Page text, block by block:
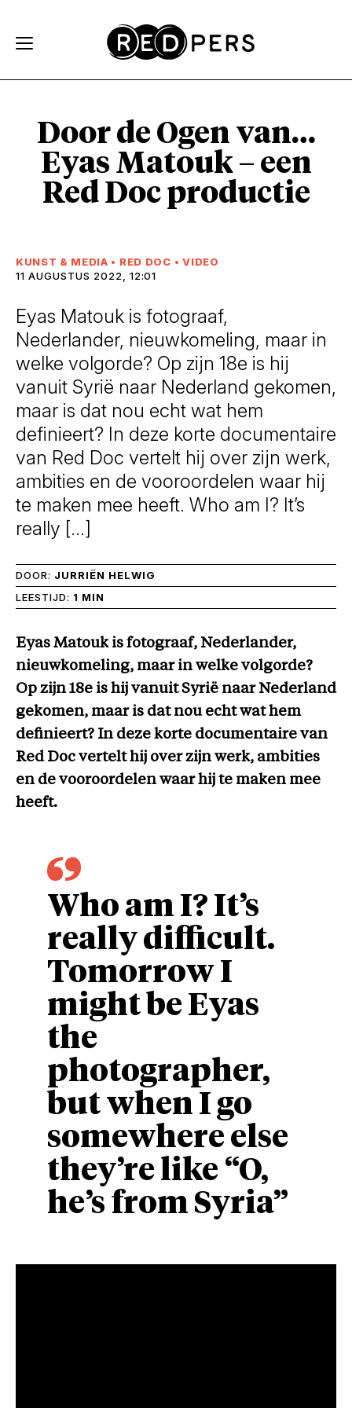
Door de Ogen van…
Eyas Matouk – een
Red Doc productie
KUNST & MEDIA • RED DOC • VIDEO
11 AUGUSTUS 2022, 12:01
Eyas Matouk is fotograaf,
Nederlander, nieuwkomeling, maar in
welke volgorde? Op zijn 18e is hij
vanuit Syrië naar Nederland gekomen,
maar is dat nou echt wat hem
definieert? In deze korte documentaire
van Red Doc vertelt hij over zijn werk,
ambities en de vooroordelen waar hij
te maken mee heeft. Who am I? It’s
really […]
DOOR: JURRIËN HELWIG
LEESTIJD: 1 MIN
Eyas Matouk is fotograaf, Nederlander,
nieuwkomeling, maar in welke volgorde?
Op zijn 18e is hij vanuit Syrië naar Nederland
gekomen, maar is dat nou echt wat hem
definieert? In deze korte documentaire van
Red Doc vertelt hij over zijn werk, ambities
en de vooroordelen waar hij te maken mee
heeft.
Who am I? It’s
really difficult.
Tomorrow I
might be Eyas
the
photographer,
but when I go
somewhere else
they’re like “O,
he’s from Syria”